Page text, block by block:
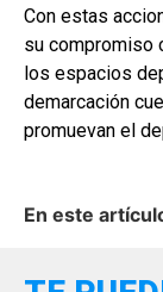
Con estas
su compromiso
los espacios
demarcación
promuevan el
En este